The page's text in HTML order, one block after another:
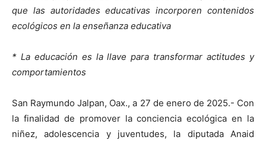
que las autoridades educativas incorporen contenidos
ecológicos en la enseñanza educativa
* La educación es la llave para transformar actitudes y
comportamientos
San Raymundo Jalpan, Oax., a 27 de enero de 2025.- Con
la finalidad de promover la conciencia ecológica en la
niñez, adolescencia y juventudes, la diputada Anaid